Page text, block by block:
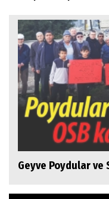
Geyve Poydular ve